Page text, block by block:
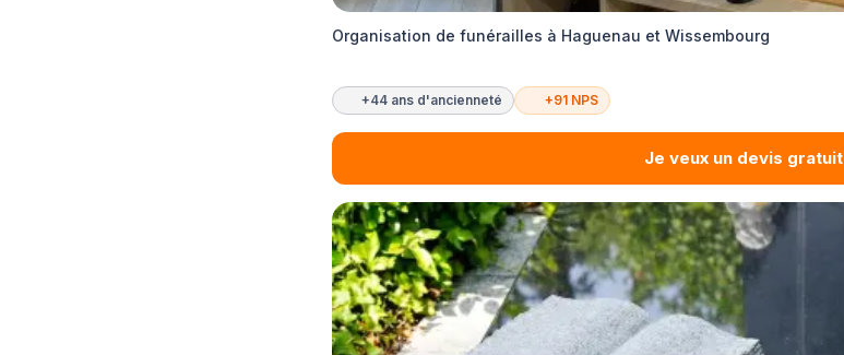
Organisation de funérailles à Haguenau et Wissembourg
+44 ans d'ancienneté +91 NPS
Je veux un devis gratuit